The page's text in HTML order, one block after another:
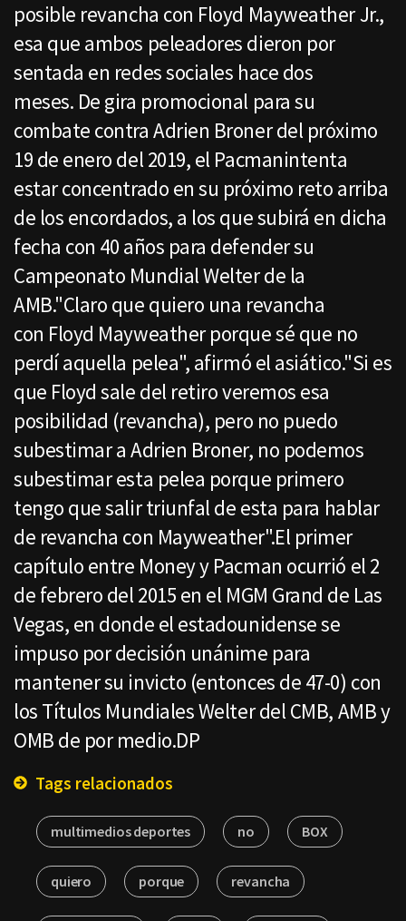
posible revancha con Floyd Mayweather Jr.,
esa que ambos peleadores dieron por
sentada en redes sociales hace dos
meses. De gira promocional para su
combate contra Adrien Broner del próximo
19 de enero del 2019, el Pacmanintenta
estar concentrado en su próximo reto arriba
de los encordados, a los que subirá en dicha
fecha con 40 años para defender su
Campeonato Mundial Welter de la
AMB."Claro que quiero una revancha
con Floyd Mayweather porque sé que no
perdí aquella pelea", afirmó el asiático."Si es
que Floyd sale del retiro veremos esa
posibilidad (revancha), pero no puedo
subestimar a Adrien Broner, no podemos
subestimar esta pelea porque primero
tengo que salir triunfal de esta para hablar
de revancha con Mayweather".El primer
capítulo entre Money y Pacman ocurrió el 2
de febrero del 2015 en el MGM Grand de Las
Vegas, en donde el estadounidense se
impuso por decisión unánime para
mantener su invicto (entonces de 47-0) con
los Títulos Mundiales Welter del CMB, AMB y
OMB de por medio.DP
Tags relacionados
multimedios deportes no BOX
quiero porque revancha